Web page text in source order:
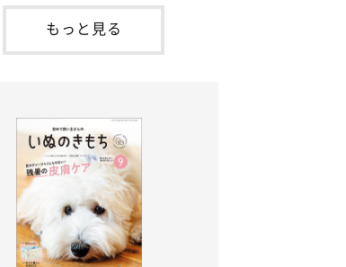
ていました。こちらは、保護犬だったシル
犬・福丸くん（撮影時11才／柴犬）です。
何やらソワソワしている様子が印象的です
が、それにはほっこりする理由がありまし
た。 玄関で聞こえた、うれしい声ばぁば
もっと見る